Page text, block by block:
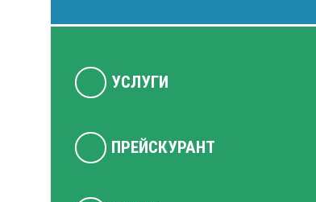
УСЛУГИ
ПРЕЙСКУРАНТ